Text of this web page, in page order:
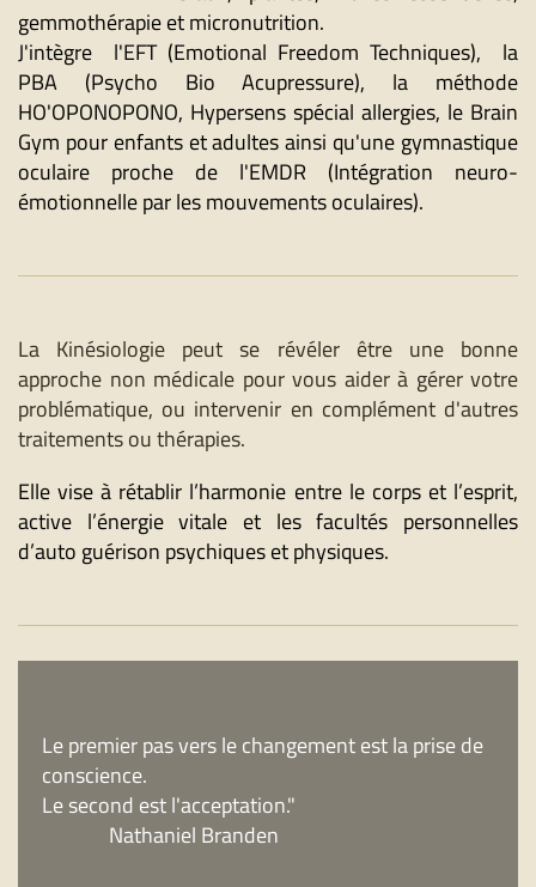
gemmothérapie et micronutrition.
J'intègre l'EFT (Emotional Freedom Techniques), la
PBA (Psycho Bio Acupressure), la méthode
HO'OPONOPONO, Hypersens spécial allergies, le Brain
Gym pour enfants et adultes ainsi qu'une gymnastique
oculaire proche de l'EMDR (Intégration neuro-
émotionnelle par les mouvements oculaires).
La Kinésiologie peut se révéler être une bonne
approche non médicale pour vous aider à gérer votre
problématique, ou intervenir en complément d'autres
traitements ou thérapies.
Elle vise à rétablir l’harmonie entre le corps et l’esprit,
active l’énergie vitale et les facultés personnelles
d’auto guérison psychiques et physiques.
Lepremier pas vers le changement est la prise de
conscience.
Le second est l'acceptation."
Nathaniel Branden